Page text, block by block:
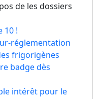
de les dossiers
10 !
réglementation
frigorigènes
badge dès
intérêt pour le